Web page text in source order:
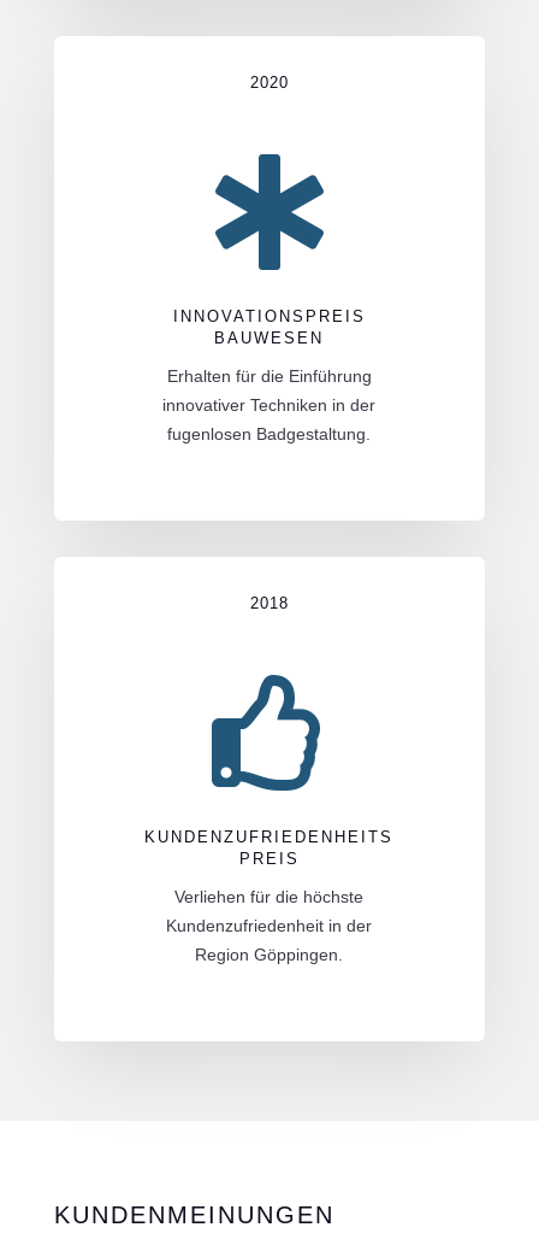
2020

INNOVATIONSPREIS
BAUWESEN
Erhalten für die Einführung
innovativer Techniken in der
fugenlosen Badgestaltung.
2018

KUNDENZUFRIEDENHEITS
PREIS
Verliehen für die höchste
Kundenzufriedenheit in der
Region Göppingen.
KUNDENMEINUNGEN